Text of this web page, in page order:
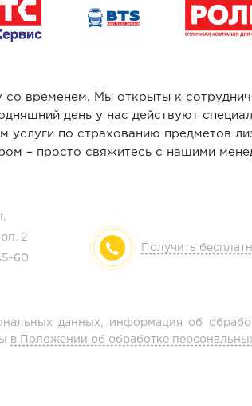
временем. Мы открыты к
день у нас действуют
по страхованию предметов
– просто свяжитесь с нашими
2
60
Получить
данных, информация об
в Положении об обработке